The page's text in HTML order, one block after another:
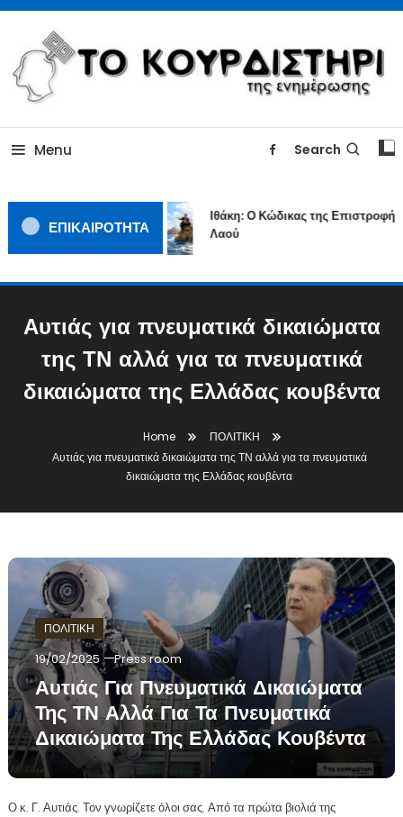
Skip
Content
TOKOURDISTIRI.GR
Menu Search
ΕΠΙΚΑΙΡΟΤΗΤΑ
Ιθάκη: Ο Κώδικας της Επιστροφής
Λαού
Αυτιάς για πνευματικά δικαιώματα
της ΤΝ αλλά για τα πνευματικά
δικαιώματα της Ελλάδας κουβέντα
Home
ΠΟΛΙΤΙΚΗ
Αυτιάς για πνευματικά δικαιώματα της ΤΝ αλλά για τα πνευματικά
δικαιώματα της Ελλάδας κουβέντα
ΠΟΛΙΤΙΚΗ
19/02/2025 Press room
Αυτιάς Για Πνευματικά Δικαιώματα
Της ΤΝ Αλλά Για Τα Πνευματικά
Δικαιώματα Της Ελλάδας Κουβέντα
Ο κ. Γ. Αυτιάς. Τον γνωρίζετε όλοι σας. Από τα πρώτα βιολιά της